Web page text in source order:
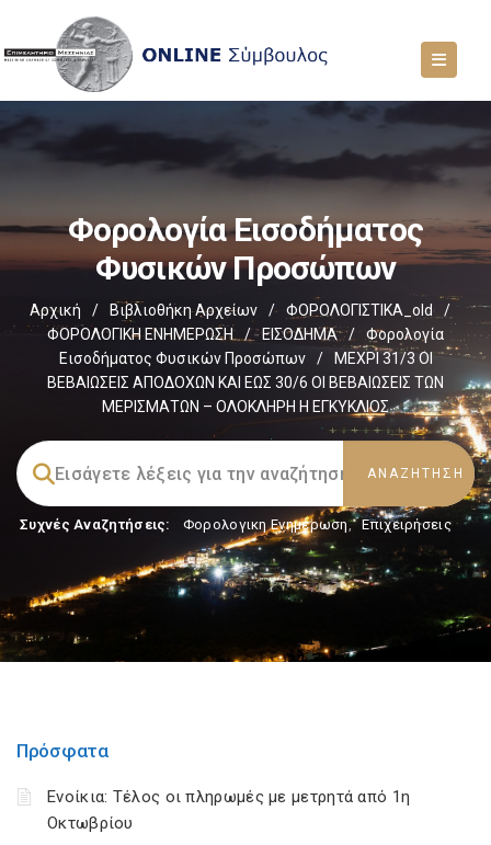
Φορολογία Εισοδήματος
Φυσικών Προσώπων
Αρχική / Βιβλιοθήκη Αρχείων / ΦΟΡΟΛΟΓΙΣΤΙΚΑ_old
/
ΦΟΡΟΛΟΓΙΚΗ ΕΝΗΜΕΡΩΣΗ
/ ΕΙΣΟΔΗΜΑ /
Φορολογία
Εισοδήματος Φυσικών Προσώπων
/
ΜΕΧΡΙ 31/3 ΟΙ
ΒΕΒΑΙΩΣΕΙΣ ΑΠΟΔΟΧΩΝ ΚΑΙ ΕΩΣ 30/6 ΟΙ ΒΕΒΑΙΩΣΕΙΣ ΤΩΝ
ΜΕΡΙΣΜΑΤΩΝ – ΟΛΟΚΛΗΡΗ Η ΕΓΚΥΚΛΙΟΣ
Συχνές Αναζητήσεις: Φορολογικη Ενημέρωση, Επιχειρήσεις
Πρόσφατα
Ενοίκια: Τέλος οι πληρωμές με μετρητά από 1η
Οκτωβρίου